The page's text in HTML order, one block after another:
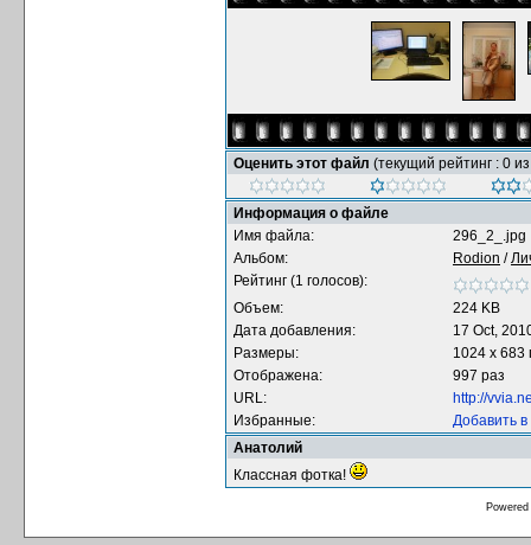
Оценить этот файл (текущий рейтинг : 0
Информация о файле
Имя файла:
296_2_.jpg
Альбом:
Rodion /
Рейтинг (1 голосов):
Объем:
224 KB
Дата добавления:
17 Oct,
Размеры:
1024 x 683
Отображена:
997 раз
URL:
http://
Избранные:
Добавить
Анатолий
Классная фотка!